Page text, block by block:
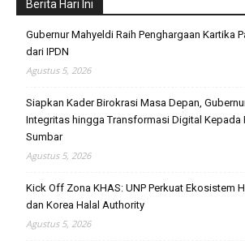
Berita Hari Ini
Gubernur Mahyeldi Raih Penghargaan Kartika
dari IPDN
Agustus 5, 2026
Siapkan Kader Birokrasi Masa Depan,
Integritas hingga Transformasi Digital Kepada
Sumbar
Agustus 5, 2026
Kick Off Zona KHAS: UNP Perkuat Ekosistem
dan Korea Halal Authority
Agustus 5, 2026